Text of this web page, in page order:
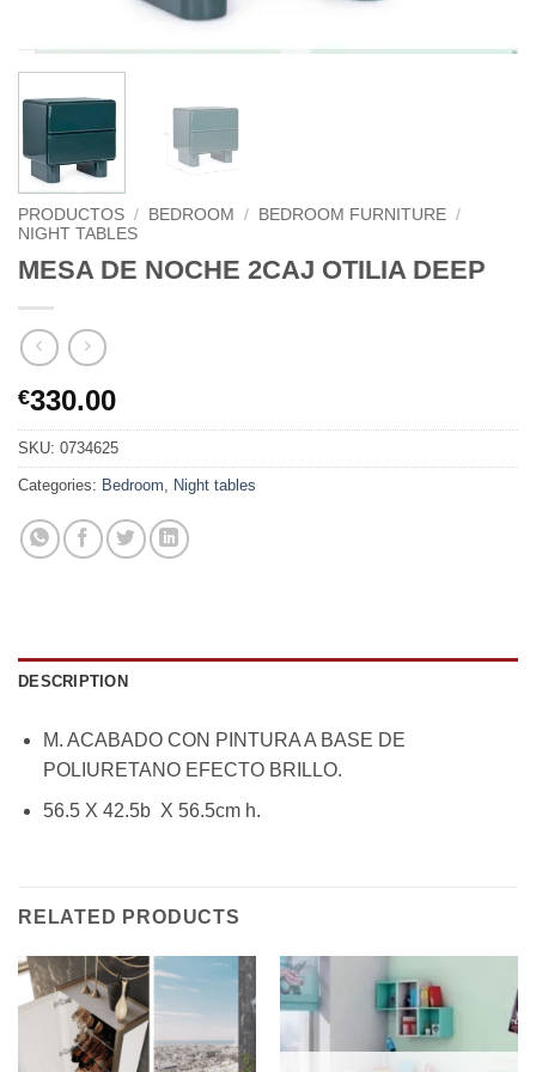
PRODUCTOS / BEDROOM / BEDROOM FURNITURE /
NIGHT TABLES
MESA DE NOCHE 2CAJ OTILIA DEEP
€330.00
SKU: 0734625
Categories: Bedroom Night tables
DESCRIPTION
M. ACABADO CON PINTURA A BASE DE
POLIURETANO EFECTO BRILLO.
56.5 X 42.5b X 56.5cm h.
RELATED PRODUCTS